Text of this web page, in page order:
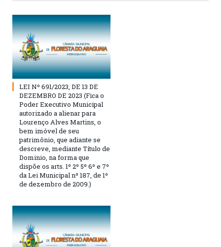
LEI Nº 691/2023, DE 13 DE
DEZEMBRO DE 2023 (Fica o
Poder Executivo Municipal
autorizado a alienar para
Lourenço Alves Martins, o
bem imóvel de seu
patrimônio, que adiante se
descreve, mediante Título de
Dominio, na forma que
dispõe os arts. 1º 2º 5º 6º e 7º
da Lei Municipal nº 187, de 1º
de dezembro de 2009.)